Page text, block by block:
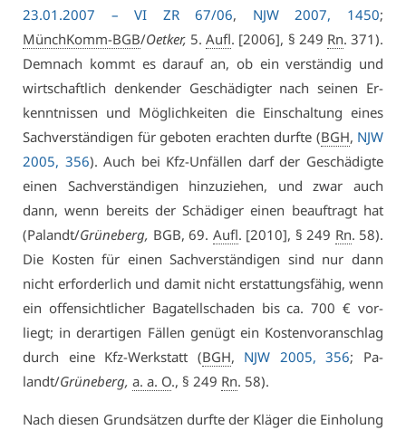
23.01.2007 – VI ZR 67/06, NJW 2007, 1450;
MünchKomm-BGB/Oet­ker, 5.Aufl. [2006], § 249 Rn. 371).
Dem­nach kommt es dar­auf an, ob ein ver­stän­dig und
wirt­schaft­lich den­ken­der Ge­schä­dig­ter nach sei­nen Er­
kennt­nis­sen und Mög­lich­kei­ten die Ein­schal­tung ei­nes
Sach­ver­stän­di­gen für ge­bo­ten er­ach­ten durf­te (BGH, NJW
2005, 356). Auch bei Kfz-Un­fäl­len darf der Ge­schä­dig­te
ei­nen Sach­ver­stän­di­gen hin­zu­zie­hen, und zwar auch
dann, wenn be­reits der Schä­di­ger ei­nen be­auf­tragt hat
(Pa­landt/Grü­ne­berg, BGB, 69. Aufl. [2010], § 249 Rn. 58).
Die Kos­ten für ei­nen Sach­ver­stän­di­gen sind nur dann
nicht er­for­der­lich und da­mit nicht er­stat­tungs­fä­hig, wenn
ein of­fen­sicht­li­cher Ba­ga­tell­scha­den bis ca. 700 € vor­
liegt; in der­ar­ti­gen Fäl­len ge­nügt ein Kos­ten­vor­an­schlag
durch ei­ne Kfz-Werk­statt (BGH, NJW 2005, 356; Pa­
landt/Grü­ne­berg, a. a. O., § 249 Rn. 58).
Nach die­sen Grund­sät­zen durf­te der Klä­ger die Ein­ho­lung